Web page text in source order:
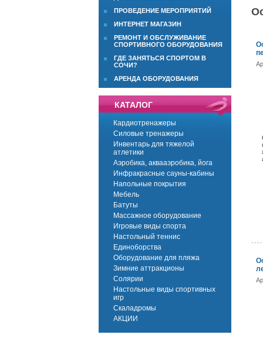
ПРОВЕДЕНИЕ МЕРОПРИЯТИЙ
ИНТЕРНЕТ МАГАЗИН
РЕМОНТ И ОБСЛУЖИВАНИЕ
СПОРТИВНОГО ОБОРУДОВАНИЯ
ГДЕ ЗАНЯТЬСЯ СПОРТОМ В
СОЧИ?
АРЕНДА ОБОРУДОВАНИЯ
КАТАЛОГ
Кардиотренажеры
Силовые тренажеры
Инвентарь для тяжелой
атлетики
Аэробика, аквааэробика, йога
Инфракрасные сауны-кабины
Напольные покрытия
Мебель
Батуты
Массажное оборудование
Игровые виды спорта
Настольный теннис
Единоборства
Оборудование для пляжа
Зимние аттракционы
Солярии
Настольные виды спортивных
игр
Скаладромы
АКЦИИ